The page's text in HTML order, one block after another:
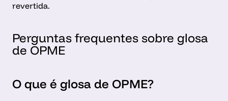
revertida.
Perguntas frequentes sobre glosa
de OPME
O que é glosa de OPME?